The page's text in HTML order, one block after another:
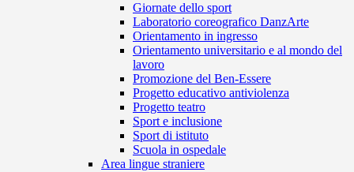
Giornate dello sport
Laboratorio coreografico DanzArte
Orientamento in ingresso
Orientamento universitario e al mondo del
lavoro
Promozione del Ben-Essere
Progetto educativo antiviolenza
Progetto teatro
Sport e inclusione
Sport di istituto
Scuola in ospedale
Area lingue straniere